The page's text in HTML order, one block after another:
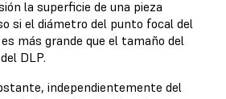
la superficie de una pieza
si el diámetro del punto focal del
más grande que el tamaño del
DLP.
independientemente del